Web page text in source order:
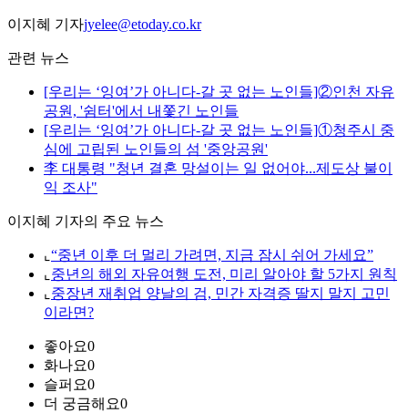
이지혜 기자jyelee@etoday.co.kr
관련 뉴스
[우리는 ‘잉여’가 아니다-갈 곳 없는 노인들]②인천 자유
공원, '쉼터'에서 내쫓긴 노인들
[우리는 ‘잉여’가 아니다-갈 곳 없는 노인들]①청주시 중
심에 고립된 노인들의 섬 '중앙공원'
李 대통령 "청년 결혼 망설이는 일 없어야...제도상 불이
익 조사"
이지혜 기자의 주요 뉴스
⌞ “중년 이후 더 멀리 가려면, 지금 잠시 쉬어 가세요”
⌞ 중년의 해외 자유여행 도전, 미리 알아야 할 5가지 원칙
⌞ 중장년 재취업 양날의 검, 민간 자격증 딸지 말지 고민
이라면?
좋아요0
화나요0
슬퍼요0
더 궁금해요0